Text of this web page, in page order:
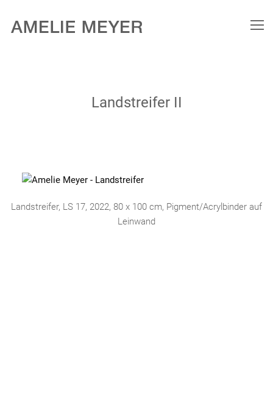
Landstreifer II
Landstreifer, LS 17, 2022, 80 x 100 cm, Pigment/Acrylbinder auf
Leinwand